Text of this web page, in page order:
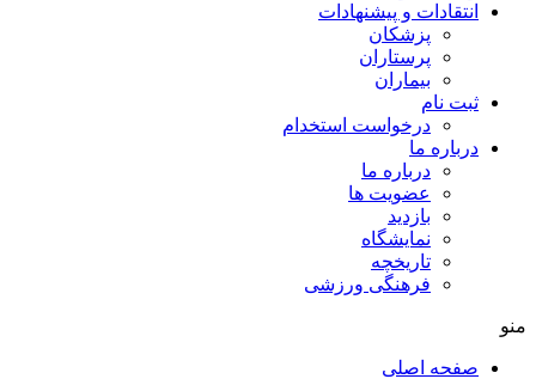
انتقادات و پيشنهادات
پزشكان
پرستاران
بيماران
ثبت نام
درخواست استخدام
درباره ما
درباره ما
عضویت ها
بازدید
نمایشگاه
تاريخچه
فرهنگی ورزشی
منو
صفحه اصلی